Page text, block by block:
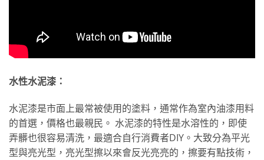
水性水泥漆：
水泥漆是市面上最常被使用的塗料，通常作為室內油漆用料
的首選，價格也最親民。 水泥漆的特性是水溶性的，即使
弄髒也很容易清洗，最適合自行消費者DIY。大致分為平光
型與亮光型，亮光型擦以來會反光亮亮的，擦要有點技術，